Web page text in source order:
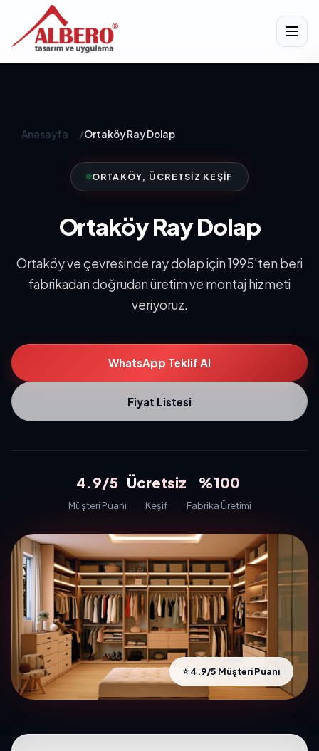
Anasayfa /Ortaköy Ray Dolap
ORTAKÖY, ÜCRETSIZ KEŞIF
Ortaköy Ray Dolap
Ortaköy ve çevresinde ray dolap için 1995'ten beri
fabrikadan doğrudan üretim ve montaj hizmeti
veriyoruz.
WhatsApp Teklif Al
Fiyat Listesi
4.9/5
Müşteri Puanı
Ücretsiz
Keşif
%100
Fabrika Üretimi
⭐ 4.9/5 Müşteri Puanı